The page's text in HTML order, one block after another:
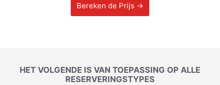
Bereken de Prijs →
HET VOLGENDE IS VAN TOEPASSING OP ALLE
RESERVERINGSTYPES